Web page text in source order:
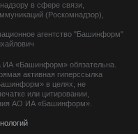
в сфере связи,
(Роскомнадзор),
агентство "Башинформ"
ИА «Башинформ» обязательна.
активная гиперссылка
в целях, не
или цитировании,
АО ИА «Башинформ».